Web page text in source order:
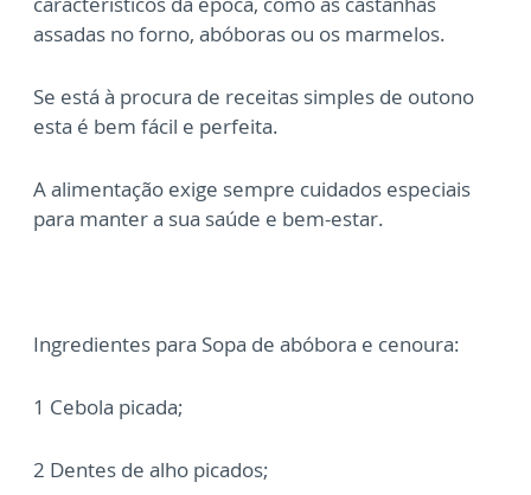
assadas no forno, abóboras ou os marmelos.
Se está à procura de receitas simples de outono
esta é bem fácil e perfeita.
A alimentação exige sempre cuidados especiais
para manter a sua saúde e bem-estar.
Ingredientes para Sopa de abóbora e cenoura:
1 Cebola picada;
2 Dentes de alho picados;